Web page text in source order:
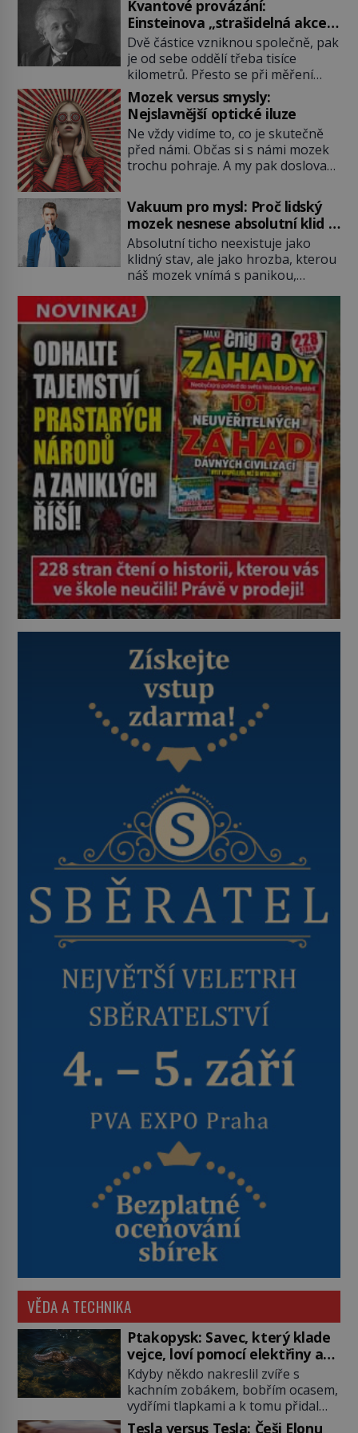
podobné představy o potravě
zvířat často spíš mýty? Pokud máte
doma králíka, mrkev mu dát
můžete. A nejspíš mu i bude
chutnat, ovšem měl by ji mít jen
jako občasný pamlsek. […]
Kvantové provázání:
Einsteinova „strašidelná akce
na dálku“ dál mate i fascinuje
vědce
Dvě částice vzniknou společně, pak
je od sebe oddělí třeba tisíce
kilometrů. Přesto se při měření
chovají, jako by mezi nimi
existovalo neviditelné pouto. Albert
Einstein tomu s jistou dávkou
ironie říká „strašidelná akce na
dálku“ a dlouhá desetiletí věří, že
musí existovat jednodušší
však ukazují, že kvantový svět
funguje jinak, než […]
Mozek versus smysly:
Nejslavnější optické iluze
Ne vždy vidíme to, co je skutečně
před námi. Občas si s námi mozek
trochu pohraje. A my pak doslova
vznikají ty nejpodivnější optické
iluze? Soustřeď se na to hlavní!
TROXLERŮV EFEKT Náš mozek
zvládne zpracovat hodně informací.
Všechny na světě ale nikoliv, musí
si vybírat! Jak to dělá? Když se […]
Vakuum pro mysl: Proč lidský
mozek nesnese absolutní klid a
začne si vymýšlet horory
Absolutní ticho neexistuje jako
klidný stav, ale jako hrozba, kterou
náš mozek vnímá s panikou,
začne okamžitě produkovat vlastní
děsivé iluze. Představte si místnost,
kde zmizí veškerý šum světa. Žádné
auta, žádný šepot, nic. Místo
vytoužené oázy klidu však
okamžitě nastoupí hluboké
znepokojení. Lidská mysl je totiž
evolučně nastavena na neustálý
[…]
VĚDA A TECHNIKA
Ptakopysk: Savec, který klade
vejce, loví pomocí elektřiny a
brání se jedem
Kdyby někdo nakreslil zvíře s
kachním zobákem, bobřím ocasem,
vydřími tlapkami a k tomu přidal
jedovaté ostruhy i vejce, zoologové
Tesla versus Tesla: Češi Elonu